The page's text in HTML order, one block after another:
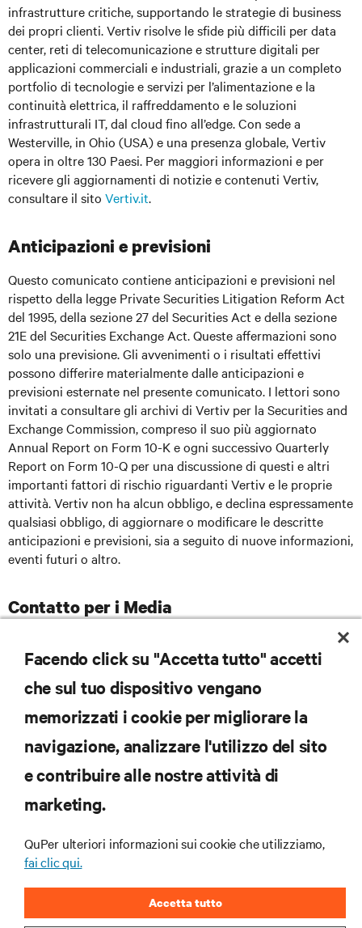
infrastrutture critiche, supportando le strategie di business
dei propri clienti. Vertiv risolve le sfide più difficili per data
center, reti di telecomunicazione e strutture digitali per
applicazioni commerciali e industriali, grazie a un completo
portfolio di tecnologie e servizi per l’alimentazione e la
continuità elettrica, il raffreddamento e le soluzioni
infrastrutturali IT, dal cloud fino all’edge. Con sede a
Westerville, in Ohio (USA) e una presenza globale, Vertiv
opera in oltre 130 Paesi. Per maggiori informazioni e per
ricevere gli aggiornamenti di notizie e contenuti Vertiv,
consultare il sito Vertiv.it.
Anticipazioni e previsioni
Questo comunicato contiene anticipazioni e previsioni nel
rispetto della legge Private Securities Litigation Reform Act
del 1995, della sezione 27 del Securities Act e della sezione
21E del Securities Exchange Act. Queste affermazioni sono
solo una previsione. Gli avvenimenti o i risultati effettivi
possono differire materialmente dalle anticipazioni e
previsioni esternate nel presente comunicato. I lettori sono
invitati a consultare gli archivi di Vertiv per la Securities and
Exchange Commission, compreso il suo più aggiornato
Annual Report on Form 10-K e ogni successivo Quarterly
Report on Form 10-Q per una discussione di questi e altri
importanti fattori di rischio riguardanti Vertiv e le proprie
attività. Vertiv non ha alcun obbligo, e declina espressamente
qualsiasi obbligo, di aggiornare o modificare le descritte
anticipazioni e previsioni, sia a seguito di nuove informazioni,
eventi futuri o altro.
Contatto per i Media
Tel:+ 39 335 8283393
E-mail
rauricchio@grandangolo.it
SUPPORTO
AZIENDA
Facendo click su "Accetta tutto" accetti
che sul tuo dispositivo vengano
memorizzati i cookie per migliorare la
navigazione, analizzare l'utilizzo del sito
e contribuire alle nostre attività di
marketing.
QuPer ulteriori informazioni sui cookie che utilizziamo,
fai clic qui.
Accetta tutto